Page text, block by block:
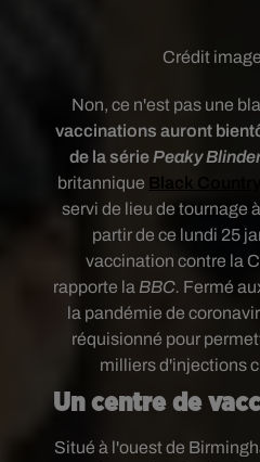
Crédit
Non, ce n'est pas une
vaccinations auront
de la sériePeaky
britannique Black
servi de lieu de tournage
partir de ce lundi 25
vaccination contre la
rapporte la BBC. Fermé
la pandémie de
réquisionné pour
milliers d'injections
Un centre de
Situé à l'ouest de